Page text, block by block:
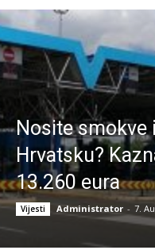
Nosite smokve
Hrvatsku?
13.260 eura
Vijesti Administrator - 7.